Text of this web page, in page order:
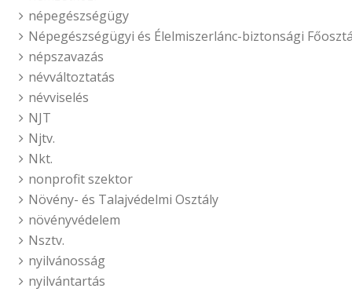
népegészségügy
Népegészségügyi és Élelmiszerlánc-biztonsági
népszavazás
névváltoztatás
névviselés
NJT
Njtv.
Nkt.
nonprofit szektor
Növény- és Talajvédelmi Osztály
növényvédelem
Nsztv.
nyilvánosság
nyilvántartás